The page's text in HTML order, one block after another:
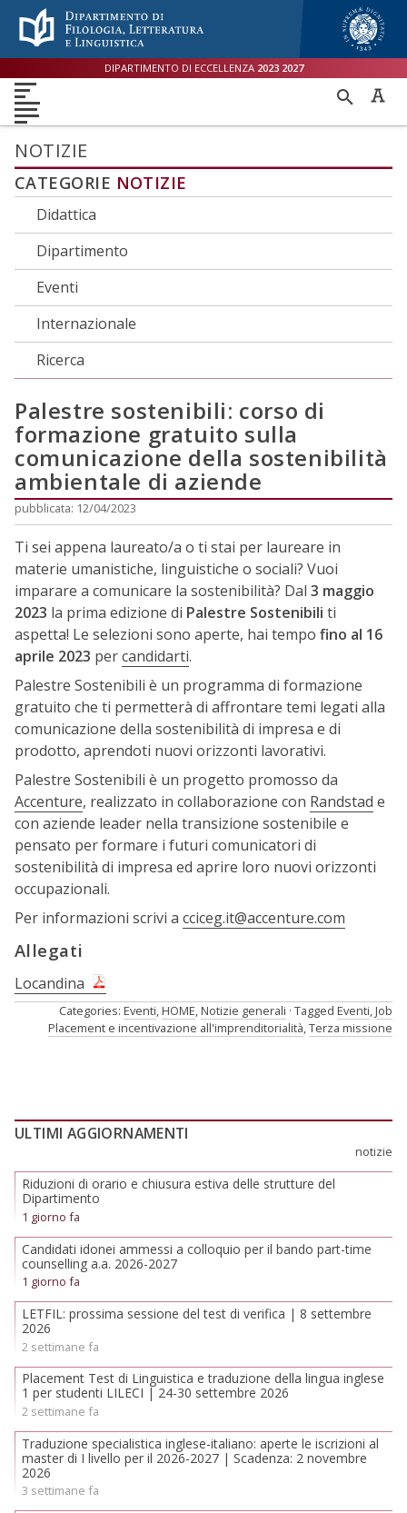
Menù accessibilità
to main menu
to content
DIPARTIMENTO DI ECCELLENZA 2023 2027
NOTIZIE
CATEGORIE NOTIZIE
Didattica
Dipartimento
Eventi
Internazionale
Ricerca
Palestre sostenibili: corso di
formazione gratuito sulla
comunicazione della sostenibilità
ambientale di aziende
pubblicata: 12/04/2023
Ti sei appena laureato/a o ti stai per laureare in
materie umanistiche, linguistiche o sociali? Vuoi
imparare a comunicare la sostenibilità? Dal 3 maggio
2023 la prima edizione di Palestre Sostenibili ti
aspetta! Le selezioni sono aperte, hai tempo fino al 16
aprile 2023 percandidarti.
Palestre Sostenibili è un programma di formazione
gratuito che ti permetterà di affrontare temi legati alla
comunicazione della sostenibilità di impresa e di
prodotto, aprendoti nuovi orizzonti lavorativi.
Palestre Sostenibili è un progetto promosso da
Accenture, realizzato in collaborazione con Randstad e
con aziende leader nella transizione sostenibile e
pensato per formare i futuri comunicatori di
sostenibilità di impresa ed aprire loro nuovi orizzonti
occupazionali.
Per informazioni scrivi a cciceg.it@accenture.com
Allegati
Locandina
Categories: Eventi HOME Notizie generali Tagged Eventi Job
Placement e incentivazione all'imprenditorialità Terza missione
ULTIMI AGGIORNAMENTI
notizie
Riduzioni di orario e chiusura estiva delle strutture del
Dipartimento
1 giorno fa
Candidati idonei ammessi a colloquio per il bando part-time
counselling a.a. 2026-2027
1 giorno fa
LETFIL: prossima sessione del test di verifica | 8 settembre
2026
2 settimane fa
Placement Test di Linguistica e traduzione della lingua inglese
1 per studenti LILECI | 24-30 settembre 2026
2 settimane fa
Traduzione specialistica inglese-italiano: aperte le iscrizioni al
master di I livello per il 2026-2027 | Scadenza: 2 novembre
2026
3 settimane fa